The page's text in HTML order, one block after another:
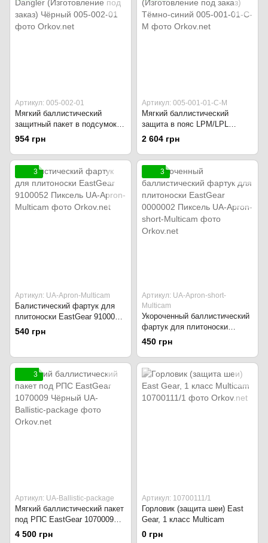
Артикул: 005-002-01
Мягкий баллистический
защитный пакет в подсумок
Dangler (Изготовление под
заказ) Чёрный
954 грн
Артикул: 005-001-01-С-М
Мягкий баллистический
защита в пояс LPM/LPL
(Изготовление под заказ)
Тёмно-синий
2 604 грн
3
Артикул: UA-Apron-Multicam
Балистический фартук для
плитоноски EastGear 9100052
Пиксель
540 грн
3
Артикул: UA-Apron-short-
Multicam
Укороченный баллистический
фартук для плитоноски
EastGear 0000002 Пиксель
450 грн
3
Артикул: UA-Ballistic-package
Мягкий баллистический пакет
под РПС EastGear 1070009
Чёрный
4 500 грн
Артикул: 10700111/1
Горловик (защита шеи) East
Gear, 1 класс Multicam
0 грн